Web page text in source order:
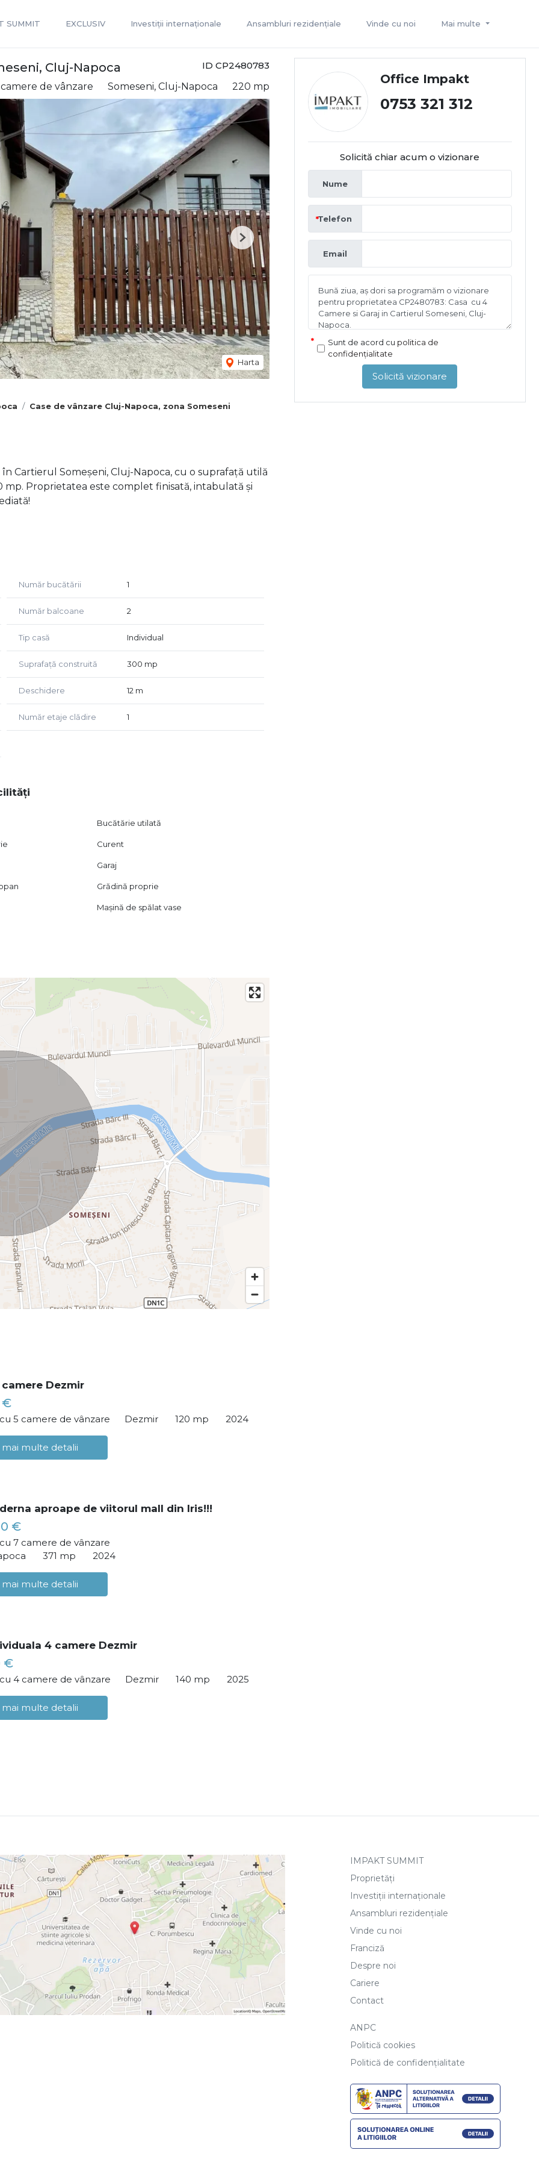
SUMMIT EXCLUSIV Investiții internaționale Ansambluri rezidențiale Vinde cu noi Mai multe
ID CP2480783
Cluj-Napoca
camere de vânzare Someseni, Cluj-Napoca 220 mp
Harta
Next
Case de vânzare Cluj-Napoca, zona Someseni
Cartierul Someșeni, Cluj-Napoca, cu o suprafață utilă
Proprietatea este complet finisată, intabulată și
de 30 mp
la sediul nostru pe str. Ciprian Porumbescu,
Număr bucătării 1
Număr balcoane 2
Tip casă Individual
Suprafață construită 300 mp
Deschidere 12 m
Număr etaje clădire 1
Bucătărie utilată
Curent
Garaj
Grădină proprie
Mașină de spălat vase
Office Impakt
0753 321 312
Solicită chiar acum o vizionare
Nume
Telefon
Email
Sunt de acord cu politica de
confidențialitate
Solicită vizionare
Dezmir
€
cu 5 camere de vânzare Dezmir 120 mp 2024
mai multe detalii
aproape de viitorul mall din Iris!!!
€
cu 7 camere de vânzare
371 mp 2024
mai multe detalii
4 camere Dezmir
€
cu 4 camere de vânzare Dezmir 140 mp 2025
mai multe detalii
IMPAKT SUMMIT
Proprietăți
Investiții internaționale
Ansambluri rezidențiale
Vinde cu noi
Franciză
Despre noi
Cariere
Contact
ANPC
Politică cookies
Politică de confidențialitate